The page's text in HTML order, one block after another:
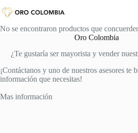
al
No se encontraron productos que
Oro Colombia
¿Te gustaría ser mayorista y vender
¡Contáctanos y uno de nuestros asesores te
información que necesitas!
Mas información